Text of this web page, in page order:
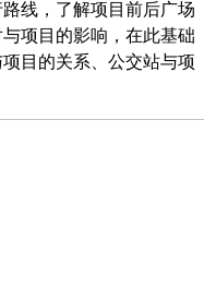
线，了解项目前后广场
项目的影响 ，在此基础
目的关系、公交站与项